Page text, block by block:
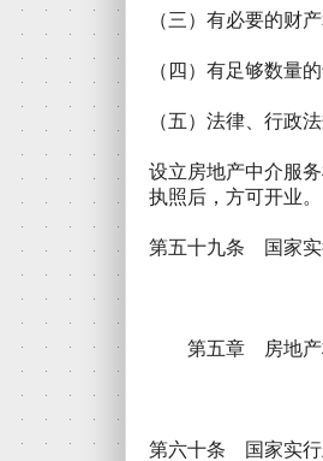
（三）有必要的财
（四）有足够数量
（五）法律、行政
设立房地产中介服
执照后，方可开业。
第五十九条 国家实
第五章 房地产
第六十条 国家实行